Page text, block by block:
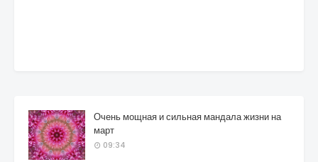
Очень мощная и сильная мандала жизни на
март
09:34